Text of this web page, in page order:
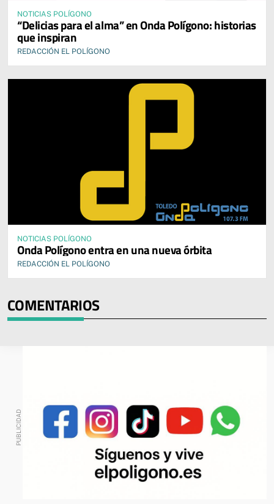
NOTICIAS POLÍGONO
“Delicias para el alma” en Onda Polígono: historias
que inspiran
REDACCIÓN EL POLÍGONO
NOTICIAS POLÍGONO
Onda Polígono entra en una nueva órbita
REDACCIÓN EL POLÍGONO
COMENTARIOS